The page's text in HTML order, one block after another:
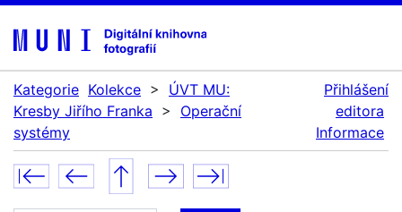
Kategorie Kolekce >
ÚVT MU:
Kresby Jiřího Franka >
Operační
systémy
Přihlášení
editora
Informace